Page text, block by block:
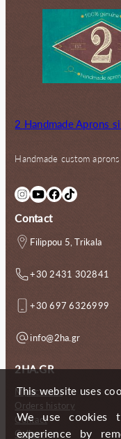
2 Handmade Aprons
Handmade custom
InstagramYouTube Facebook TikTok
Contact
Filippou 5, Trikala
+30 2431 302841
+30 697 6326999
info@2ha.gr
2HA.GR
My account
Orders history
Contact
Gallery
This website uses
We use cookies
experience by